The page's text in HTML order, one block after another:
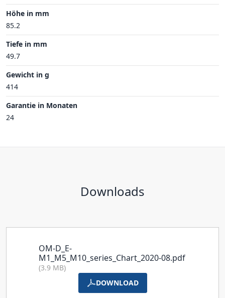
Höhe in mm
85.2
Tiefe in mm
49.7
Gewicht in g
414
Garantie in Monaten
24
Downloads
OM-D_E-
M1_M5_M10_series_Chart_2020-08.pdf
(3.9 MB)
DOWNLOAD